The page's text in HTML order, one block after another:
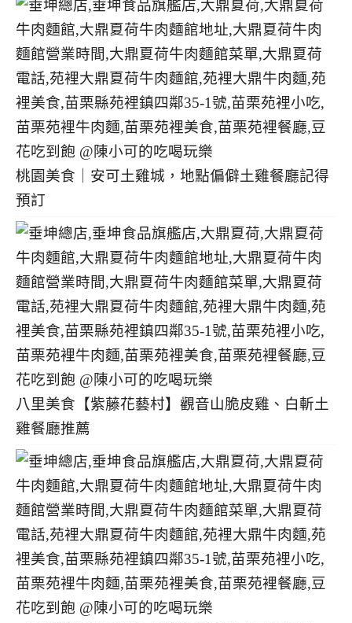
桃園美食｜安可土雞城，地點偏僻土雞餐廳記得
預訂
八里美食【紫藤花藝村】觀音山脆皮雞、白斬土
雞餐廳推薦